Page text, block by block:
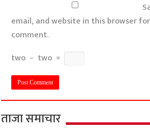
email, and website in this browser
comment.
two − two =
ताजा समाचार